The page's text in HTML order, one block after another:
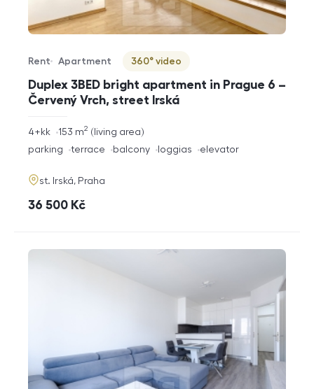
Duplex 3BED bright apartment in Prague 6 –
Červený Vrch, street Irská
Offer type
Rent
Property type
Apartment
Virtuální prohlídka
360° video
rozměry
disposition
4+kk living area
153 m2
funkce
parking terrace balcony loggias elevator
adresa
st. Irská, Praha
cena
36 500 Kč